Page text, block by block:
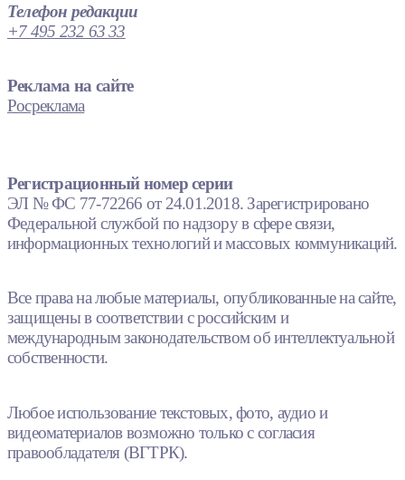
Телефон редакции
+7 495 232 63 33
Реклама на сайте
Росреклама
Регистрационный номер серии
ЭЛ № ФС 77-72266 от 24.01.2018. Зарегистрировано
Федеральной службой по надзору в сфере связи,
информационных технологий и массовых коммуникаций.
Все права на любые материалы, опубликованные на сайте,
защищены в соответствии с российским и
международным законодательством об интеллектуальной
собственности.
Любое использование текстовых, фото, аудио и
видеоматериалов возможно только с согласия
правообладателя (ВГТРК).